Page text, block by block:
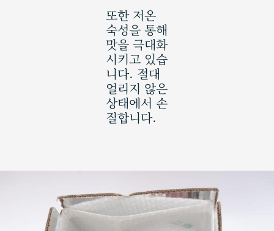
또한 저온
숙성을 통해
맛을 극대화
시키고 있습
니다. 절대
얼리지 않은
상태에서 손
질합니다.